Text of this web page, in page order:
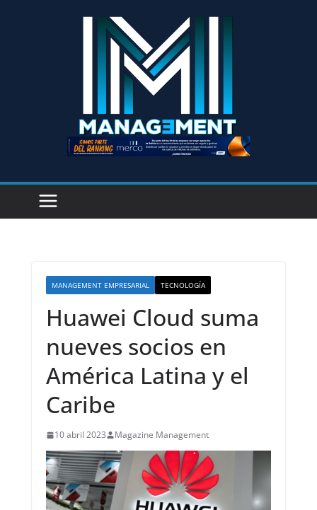
MANAGEMENT EMPRESARIAL TECNOLOGÍA
Huawei Cloud suma
nueves socios en
América Latina y el
Caribe
10 abril 2023 Magazine Management